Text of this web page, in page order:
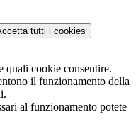
tutti i cookies
quali cookie consentire.
il funzionamento della
al funzionamento potete